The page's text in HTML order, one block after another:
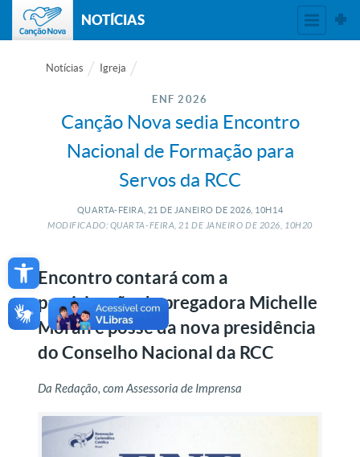
Open toolbar
NOTÍCIAS
Notícias Igreja
ENF 2026
Canção Nova sedia Encontro
Nacional de Formação para
Servos da RCC
QUARTA-FEIRA, 21 DE JANEIRO DE 2026, 10H14
MODIFICADO: QUARTA-FEIRA, 21 DE JANEIRO DE 2026, 10H20
Encontro contará com a
participação da pregadora Michelle
Moran e posse da nova presidência
do Conselho Nacional da RCC
Da Redação, com Assessoria de Imprensa